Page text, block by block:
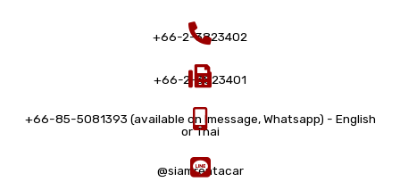
+66-2-3823402
+66-2-3823401
+66-85-5081393 (available on Imessage, Whatsapp) - English
or Thai
@siamrentacar